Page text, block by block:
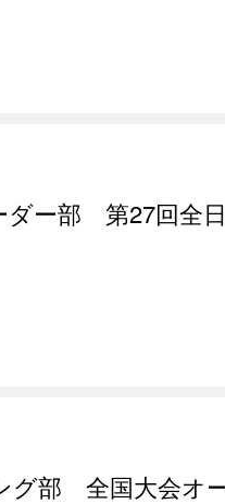
ダー部 第27回全
グ部 全国大会オ